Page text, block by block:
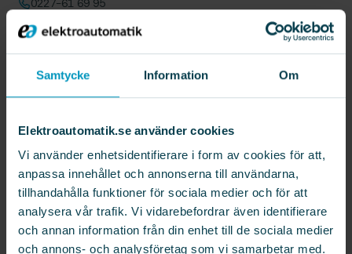
Samtycke Information Om
Elektroautomatik.se använder cookies
Vi använder enhetsidentifierare i form av cookies för att,
anpassa innehållet och annonserna till användarna,
tillhandahålla funktioner för sociala medier och för att
analysera vår trafik. Vi vidarebefordrar även identifierare
och annan information från din enhet till de sociala medier
och annons- och analysföretag som vi samarbetar med.
0227-61 69 95
LEDNING
Lina Jambrén
AGV/AMR
Linnea Zöögling